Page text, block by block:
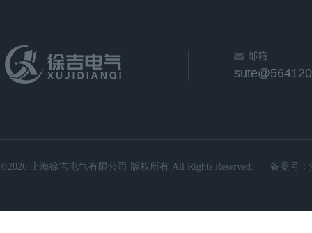
邮箱
©2026 上海徐吉电气有限公司 版权所有 All Rights Reserved. 备案号：